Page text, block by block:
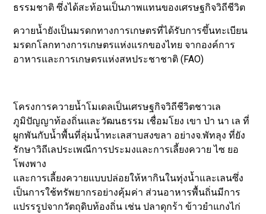
ธรรมชาติ ซึ่งได้สะท้อนเป็นภาพแทนของเศรษฐกิจวิถีชีวิต
ควายน้ำยังเป็นมรดกทางการเกษตรที่ได้รับการขึ้นทะเบียน
มรดกโลกทางการเกษตรแห่งแรกของไทย จากองค์การ
อาหารและการเกษตรแห่งสหประชาชาติ (FAO)
โครงการควายน้ำโมเดลเป็นเศรษฐกิจวิถีชีวิตชาวเล
ภูมิปัญญาท้องถิ่นและวัฒนธรรม เชื่อมโยง เขา ป่า นา เล ที่
ผูกพันกับน้ำพื้นที่ลุ่มน้ำทะเลสาบสงขลา อย่างจ.พัทลุง ที่ยัง
รักษาวิถีเลประเพณีการประมงและการเลี้ยงควาย ไซ ยอ
โพงพาง
และการเลี้ยงควายแบบปล่อยให้หากินในทุ่งน้ำและเลนซึ่ง
เป็นการใช้ทรัพยากรอย่างคุ้มค่า ส่วนอาหารพื้นถิ่นมีการ
แปรรรูปจากวัตถุดิบท้องถิ่น เช่น ปลาดุกร้า ข้าวยำแกงไก่